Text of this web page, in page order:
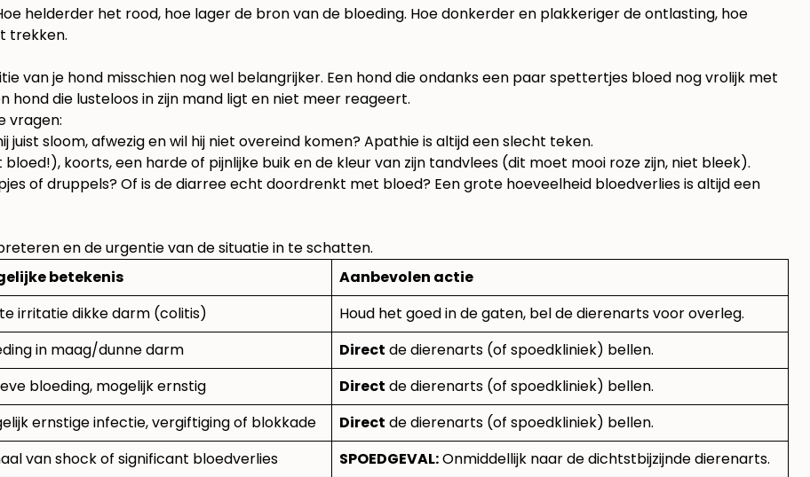
helderder het rood, hoe lager de bron van de bloeding. Hoe donkerder en plakkeriger de ontlasting, hoe
trekken.
van je hond misschien nog wel belangrijker. Een hond die ondanks een paar spettertjes bloed nog vrolijk met
hond die lusteloos in zijn mand ligt en niet meer reageert.
vragen:
juist sloom, afwezig en wil hij niet overeind komen? Apathie is altijd een slecht teken.
koorts, een harde of pijnlijke buik en de kleur van zijn tandvlees (dit moet mooi roze zijn, niet bleek).
of druppels? Of is de diarree echt doordrenkt met bloed? Een grote hoeveelheid bloedverlies is altijd een
en de urgentie van de situatie in te schatten.
betekenis
Aanbevolen actie
irritatie dikke darm (colitis)
Houd het goed in de gaten, bel de dierenarts voor overleg.
in maag/dunne darm Direct de dierenarts (of spoedkliniek) bellen.
bloeding, mogelijk ernstig Direct de dierenarts (of spoedkliniek) bellen.
ernstige infectie, vergiftiging of blokkade Direct de dierenarts (of spoedkliniek) bellen.
van shock of significant bloedverlies SPOEDGEVAL:Onmiddellijk naar de dichtstbijzijnde dierenarts.